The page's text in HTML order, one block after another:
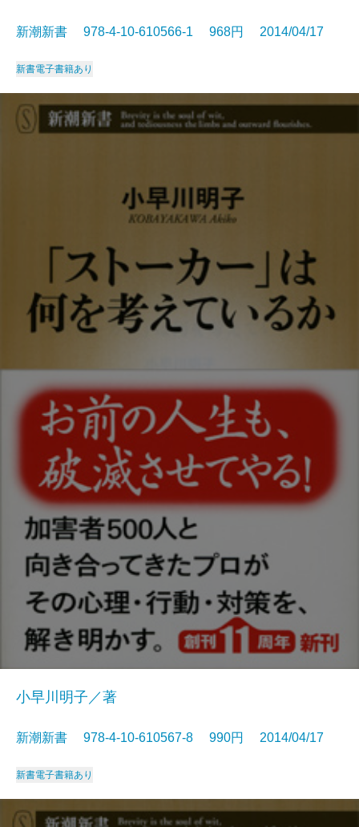
新潮新書 978-4-10-610566-1 968円 2014/04/17
新書電子書籍あり
小早川明子／著
新潮新書 978-4-10-610567-8 990円 2014/04/17
新書電子書籍あり